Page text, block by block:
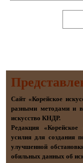
Сайт «Корейское
разными методами и
искусство КНДР.
Редакция «Корейское
усилия для создания
улучшенной
обильных данных об